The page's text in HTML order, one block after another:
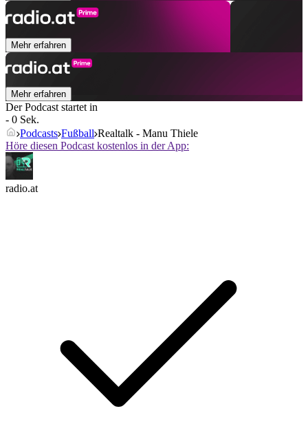
Mehr erfahren
Mehr erfahren
Der Podcast startet in
- 0 Sek.
Podcasts Fußball Realtalk - Manu Thiele
Höre diesen Podcast kostenlos in der App:
radio.at